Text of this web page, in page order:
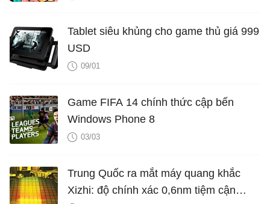
Tablet siêu khủng cho game thủ giá 999
USD
09/01
Game FIFA 14 chính thức cập bến
Windows Phone 8
03/03
Trung Quốc ra mắt máy quang khắc
Xizhi: độ chính xác 0,6nm tiệm cận